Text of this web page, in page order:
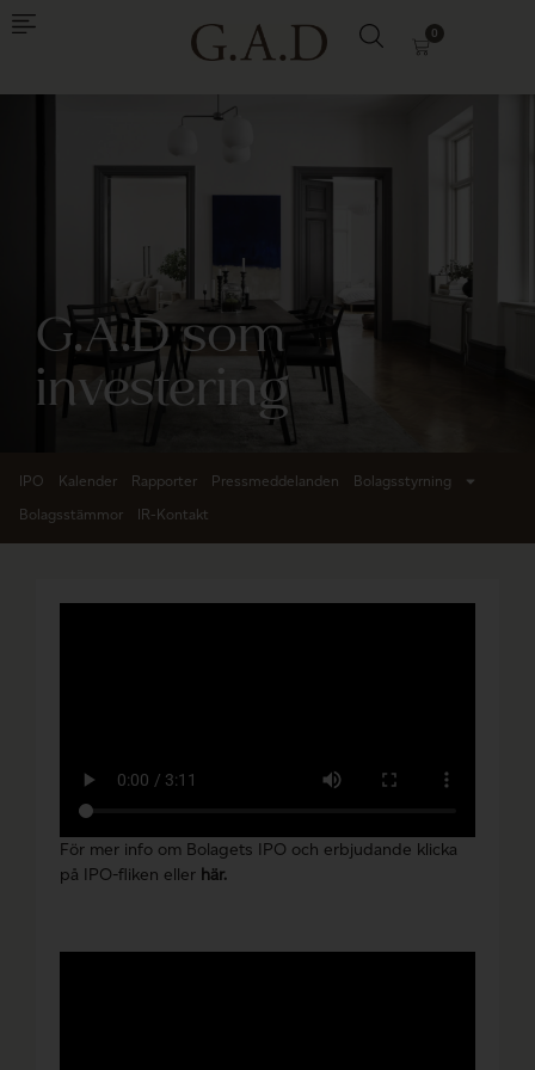
0
G.A.D som
investering
IPO Kalender Rapporter Pressmeddelanden
Bolagsstyrning
Bolagsstämmor
IR-Kontakt
För mer info om Bolagets IPO och erbjudande klicka
på IPO-fliken eller här.